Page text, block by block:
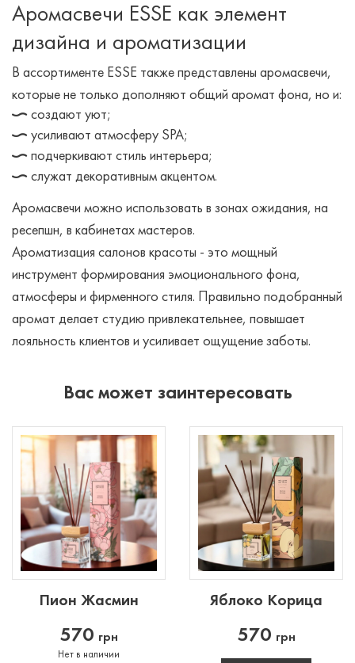
Аромасвечи ESSE как элемент
дизайна и ароматизации
В ассортименте ESSE также представлены аромасвечи,
которые не только дополняют общий аромат фона, но и:
создают уют;
усиливают атмосферу SPA;
подчеркивают стиль интерьера;
служат декоративным акцентом.
Аромасвечи можно использовать в зонах ожидания, на
ресепшн, в кабинетах мастеров.
Ароматизация салонов красоты - это мощный
инструмент формирования эмоционального фона,
атмосферы и фирменного стиля. Правильно подобранный
аромат делает студию привлекательнее, повышает
лояльность клиентов и усиливает ощущение заботы.
Вас может заинтересовать
Пион Жасмин
570 грн
Нет в наличии
Яблоко Корица
570 грн